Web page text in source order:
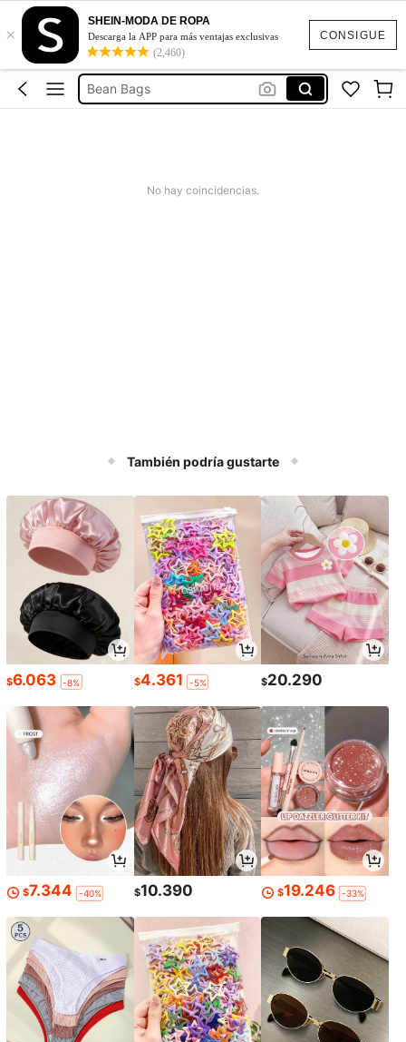
CONSIGUE
×
SHEIN-MODA DE ROPA
Descarga la APP para más ventajas exclusivas
(2,460)
Vestidos
Sillon Transparente Para Peluches
Bean Bag
Bean Bags
No hay coincidencias.
También podría gustarte
$6.063 -8% $4.361 -5% $20.290
$7.344 -40% $10.390 $19.246 -33%